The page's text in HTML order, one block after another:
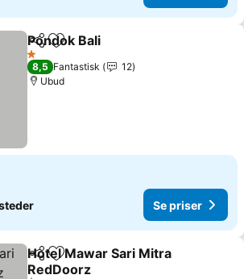
Del Legg til i favoritter
Pondok Bali
1 Stjerner
8,5 Fantastisk
12
Ubud
Se priser
Del Legg til i favoritter
Hotel Mawar Sari Mitra
RedDoorz